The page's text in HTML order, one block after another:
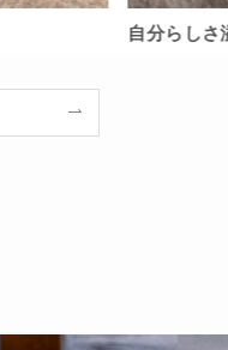
自分らしさ